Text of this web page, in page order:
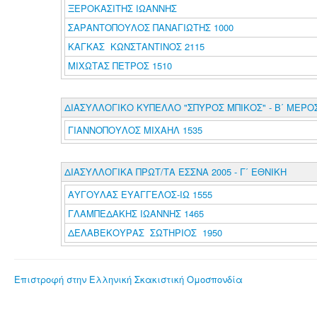
ΞΕΡΟΚΑΣΙΤΗΣ ΙΩΑΝΝΗΣ
ΣΑΡΑΝΤΟΠΟΥΛΟΣ ΠΑΝΑΓΙΩΤΗΣ 1000
ΚΑΓΚΑΣ ΚΩΝΣΤΑΝΤΙΝΟΣ 2115
ΜΙΧΩΤΑΣ ΠΕΤΡΟΣ 1510
ΔΙΑΣΥΛΛΟΓΙΚΟ ΚΥΠΕΛΛΟ "ΣΠΥΡΟΣ ΜΠΙΚΟΣ" - Β΄
ΓΙΑΝΝΟΠΟΥΛΟΣ ΜΙΧΑΗΛ 1535
ΔΙΑΣΥΛΛΟΓΙΚΑ ΠΡΩΤ/ΤΑ ΕΣΣΝΑ 2005 - Γ΄ ΕΘΝΙΚΗ
ΑΥΓΟΥΛΑΣ ΕΥΑΓΓΕΛΟΣ-ΙΩ 1555
ΓΛΑΜΠΕΔΑΚΗΣ ΙΩΑΝΝΗΣ 1465
ΔΕΛΑΒΕΚΟΥΡΑΣ ΣΩΤΗΡΙΟΣ 1950
Επιστροφή στην Ελληνική Σκακιστική Ομοσπονδία